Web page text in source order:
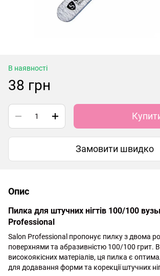
В наявності
38 грн
Замовити швидко
Опис
Пилка для штучних нігтів 100/100
Professional
Salon Professional пропонує пилку з двома
поверхнями та абразивністю 100/100 грит.
високоякісних матеріалів, ця пилка є
для додавання форми та корекції штучних